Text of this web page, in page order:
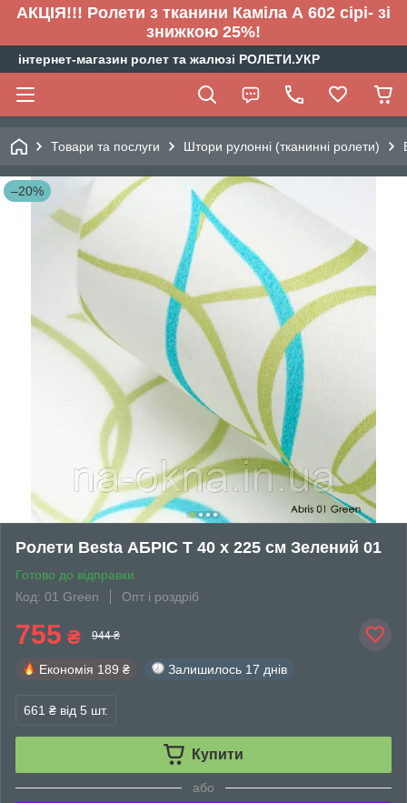
АКЦІЯ!!! Ролети з тканини Каміла А 602 сірі- зі
знижкою 25%!
інтернет-магазин ролет та жалюзі РОЛЕТИ.УКР
Товари та послуги Штори рулонні (тканинні ролети)
–20%
Ролети Besta АБРІС Т 40 х 225 см Зелений 01
Готово до відправки
Код: 01 Green
Опт і роздріб
755 ₴ 944 ₴
Економія 189 ₴ Залишилось 17 днів
661 ₴ від 5 шт.
Купити
або